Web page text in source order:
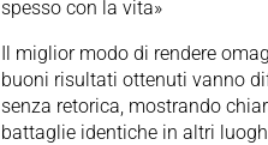
spesso con la vita»
Il miglior modo di rendere
buoni risultati ottenuti vanno
senza retorica, mostrando
battaglie identiche in altri